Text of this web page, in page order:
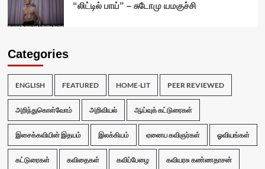
“லிட்டில் பாய்” – சுடோமு யமகுச்சி
Categories
ENGLISH FEATURED HOME-LIT PEER REVIEWED
அறிந்துகொள்வோம் அறிவியல் ஆய்வுக் கட்டுரைகள்
இசைக்கவியின் இதயம் இலக்கியம் ஏனைய கவிஞர்கள் ஓவியங்கள்
கட்டுரைகள் கவிதைகள் கவிப்பேழை கவியரசு கண்ணதாசன்